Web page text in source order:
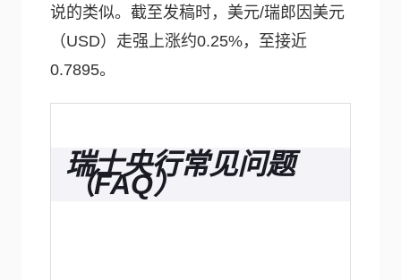
说的类似。截至发稿时，美元/瑞郎因美元
（USD）走强上涨约0.25%，至接近
0.7895。
瑞士央行常见问题
（FAQ）